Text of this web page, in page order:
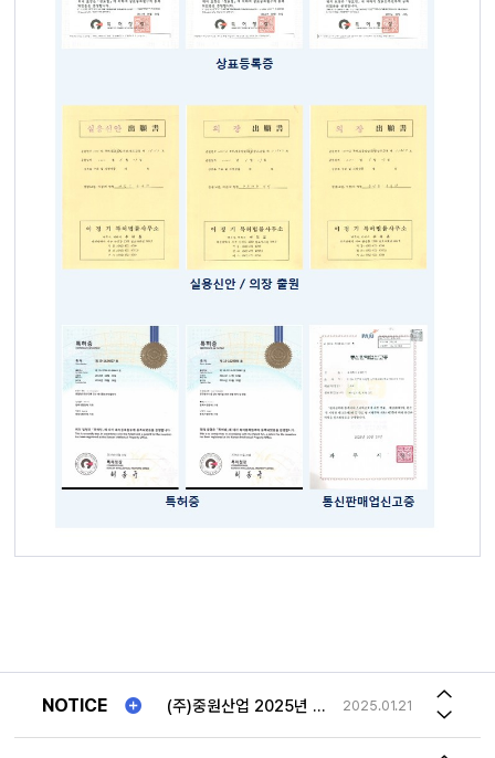
NOTICE (주)중원산업 2025년 "추석연휴"일정안내!! 2025.01.21